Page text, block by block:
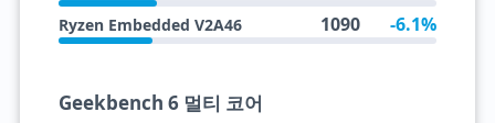
Ryzen Embedded V2A46 1090 -6.1%
Geekbench 6 멀티 코어